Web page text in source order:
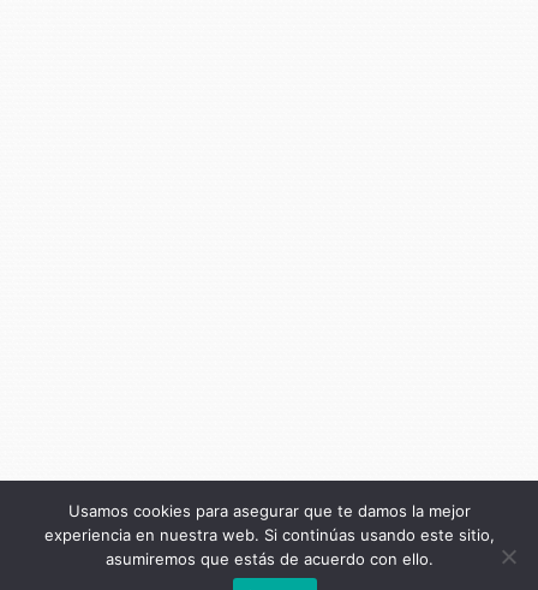
Usamos cookies para asegurar que te damos la mejor
experiencia en nuestra web. Si continúas usando este sitio,
asumiremos que estás de acuerdo con ello.